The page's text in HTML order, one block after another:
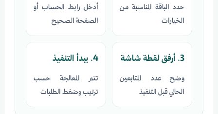
حدد الباقة المناسبة من
الخيارات
أدخل رابط الحساب أو
الصفحة الصحيح
3. أرفق لقطة شاشة
وضح عدد المتابعين
الحالي قبل التنفيذ
4. يبدأ التنفيذ
تتم المعالجة حسب
ترتيب وضغط الطلبات